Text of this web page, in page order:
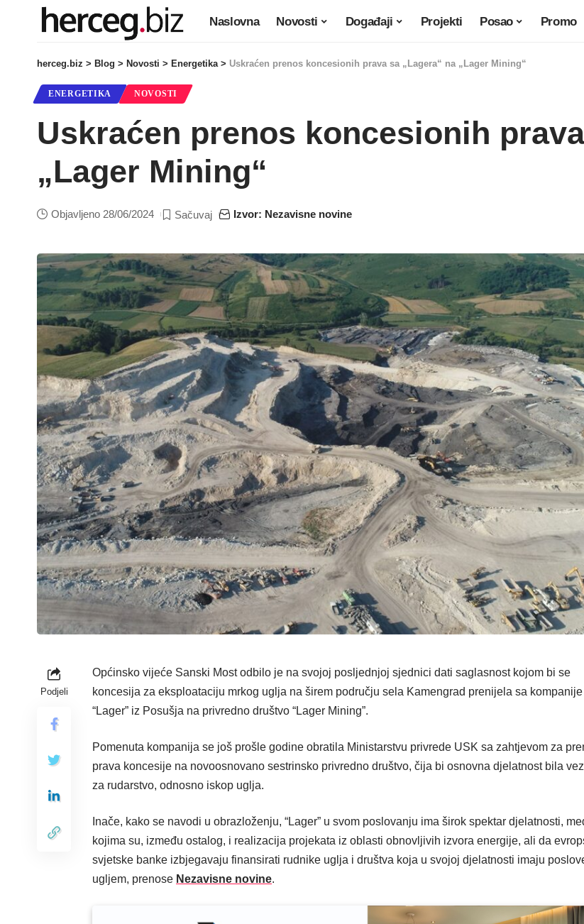
Naslovna Novosti Događaji Projekti Posao Promo
herceg.biz > Blog > Novosti > Energetika> Uskraćen prenos koncesionih prava sa „Lagera“ na „Lager Mining“
ENERGETIKA NOVOSTI
Uskraćen prenos koncesionih
„Lager Mining“
Objavljeno 28/06/2024 Izvor: Nezavisne novine
Podjeli
Općinsko vijeće Sanski Most odbilo je na svojoj posljednjoj sjednici dati saglasnost kojom bi se
koncesija za eksploataciju mrkog uglja na širem području sela Kamengrad prenijela sa kompanije
“Lager” iz Posušja na privredno društvo “Lager Mining”.
Pomenuta kompanija se još prošle godine obratila Ministarstvu privrede USK sa zahtjevom za
prava koncesije na novoosnovano sestrinsko privredno društvo, čija bi osnovna djelatnost bila
za rudarstvo, odnosno iskop uglja.
Inače, kako se navodi u obrazloženju, “Lager” u svom poslovanju ima širok spektar djelatnosti,
kojima su, između ostalog, i realizacija projekata iz oblasti obnovljivih izvora energije, ali da
svjetske banke izbjegavaju finansirati rudnike uglja i društva koja u svojoj djelatnosti imaju
ugljem, prenose Nezavisne novine.